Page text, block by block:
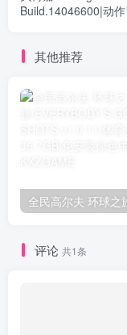
Build.14046600|动
其他推荐
评论 共1条